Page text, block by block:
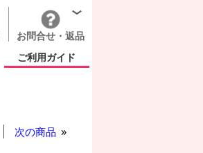
お問合せ・返品
ご利用ガイド
次の商品